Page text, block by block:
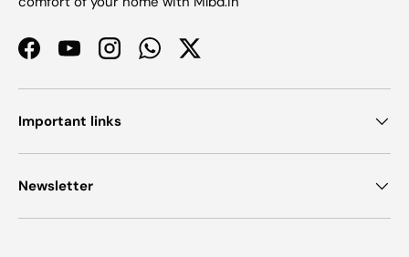
FacebookYouTubeInstagramWhatsAppTwitter
Important links
Newsletter